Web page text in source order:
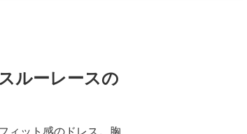
ルーレースの
ィット感のドレス。胸